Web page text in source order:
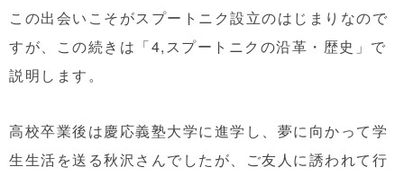
この出会いこそがスプートニク設立のはじまりなので
すが、この続きは「4,スプートニクの沿革・歴史」で
説明します。
高校卒業後は慶応義塾大学に進学し、夢に向かって学
生生活を送る秋沢さんでしたが、ご友人に誘われて行